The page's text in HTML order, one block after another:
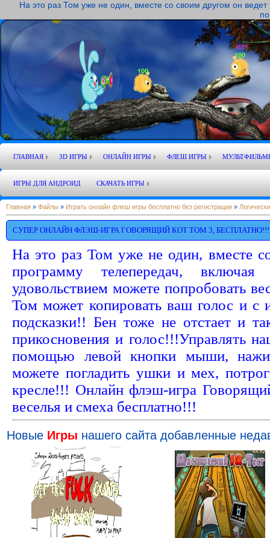
На это раз Том уже не один, вместе со своим другом он
ГЛАВНАЯ 3D ИГРЫ ОНЛАЙН ИГРЫ ФЛЕШ ИГРЫ
ИГРЫ ДЛЯ АНДРОИД СКАЧАТЬ ИГРЫ
Главная » Файлы » Играть онлайн флеш игры бесплатно без регистрации »
СУПЕР ОНЛАЙН ФЛЭШ-ИГРА ГОВОРЯЩИЙ КОТ ТОМ 3, БЕСПЛАТНО!!!
На это раз Том уже не один, вместе
программу телепередач,
удовольствием можете попробовать
Том может копировать ваш голос и с
подсказки!! Бен тоже не отстает и
прикосновения и голос!!!Управлять
помощью левой кнопки мыши,
можете погладить ушки и мех,
кресле!!! Онлайн флэш-игра
веселья и смеха бесплатно!!!
Новые Игры нашего сайта добавленные